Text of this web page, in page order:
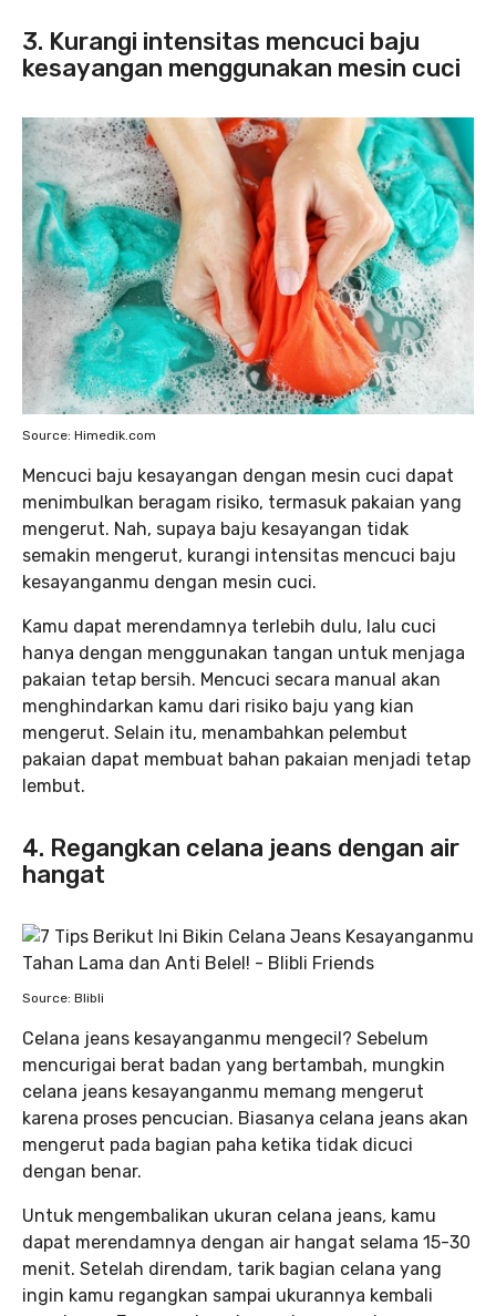
3. Kurangi intensitas mencuci baju
kesayangan menggunakan mesin cuci
Source: Himedik.com
Mencuci baju kesayangan dengan mesin cuci dapat
menimbulkan beragam risiko, termasuk pakaian yang
mengerut. Nah, supaya baju kesayangan tidak
semakin mengerut, kurangi intensitas mencuci baju
kesayanganmu dengan mesin cuci.
Kamu dapat merendamnya terlebih dulu, lalu cuci
hanya dengan menggunakan tangan untuk menjaga
pakaian tetap bersih. Mencuci secara manual akan
menghindarkan kamu dari risiko baju yang kian
mengerut. Selain itu, menambahkan pelembut
pakaian dapat membuat bahan pakaian menjadi tetap
lembut.
4. Regangkan celana jeans dengan air
hangat
Source: Blibli
Celana jeans kesayanganmu mengecil? Sebelum
mencurigai berat badan yang bertambah, mungkin
celana jeans kesayanganmu memang mengerut
karena proses pencucian. Biasanya celana jeans akan
mengerut pada bagian paha ketika tidak dicuci
dengan benar.
Untuk mengembalikan ukuran celana jeans, kamu
dapat merendamnya dengan air hangat selama 15-30
menit. Setelah direndam, tarik bagian celana yang
ingin kamu regangkan sampai ukurannya kembali